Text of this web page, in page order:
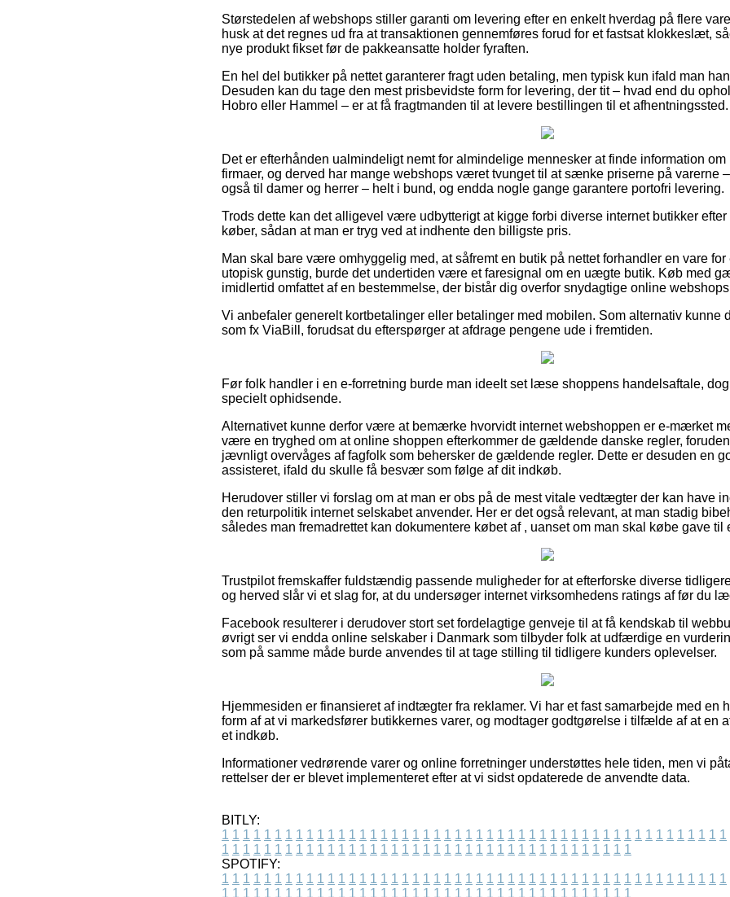
Størstedelen af webshops stiller garanti om levering efter en enkelt hverdag på flere
husk at det regnes ud fra at transaktionen gennemføres forud for et fastsat klokkeslæt,
nye produkt fikset før de pakkeansatte holder fyraften.
En hel del butikker på nettet garanterer fragt uden betaling, men typisk kun ifald man
Desuden kan du tage den mest prisbevidste form for levering, der tit – hvad end du
Hobro eller Hammel – er at få fragtmanden til at levere bestillingen til et afhentningssted.
Det er efterhånden ualmindeligt nemt for almindelige mennesker at finde information
firmaer, og derved har mange webshops været tvunget til at sænke priserne på varerne
også til damer og herrer – helt i bund, og endda nogle gange garantere portofri levering.
Trods dette kan det alligevel være udbytterigt at kigge forbi diverse internet butikker efter
køber, sådan at man er tryg ved at indhente den billigste pris.
Man skal bare være omhyggelig med, at såfremt en butik på nettet forhandler en vare
utopisk gunstig, burde det undertiden være et faresignal om en uægte butik. Køb med
imidlertid omfattet af en bestemmelse, der bistår dig overfor snydagtige online
Vi anbefaler generelt kortbetalinger eller betalinger med mobilen. Som alternativ kunne
som fx ViaBill, forudsat du efterspørger at afdrage pengene ude i fremtiden.
Før folk handler i en e-forretning burde man ideelt set læse shoppens handelsaftale,
specielt ophidsende.
Alternativet kunne derfor være at bemærke hvorvidt internet webshoppen er e-mærket
være en tryghed om at online shoppen efterkommer de gældende danske regler,
jævnligt overvåges af fagfolk som behersker de gældende regler. Dette er desuden en
assisteret, ifald du skulle få besvær som følge af dit indkøb.
Herudover stiller vi forslag om at man er obs på de mest vitale vedtægter der kan have
den returpolitik internet selskabet anvender. Her er det også relevant, at man stadig
således man fremadrettet kan dokumentere købet af , uanset om man skal købe gave til
Trustpilot fremskaffer fuldstændig passende muligheder for at efterforske diverse
og herved slår vi et slag for, at du undersøger internet virksomhedens ratings af før du
Facebook resulterer i derudover stort set fordelagtige genveje til at få kendskab til
øvrigt ser vi endda online selskaber i Danmark som tilbyder folk at udfærdige en
som på samme måde burde anvendes til at tage stilling til tidligere kunders oplevelser.
Hjemmesiden er finansieret af indtægter fra reklamer. Vi har et fast samarbejde med en
form af at vi markedsfører butikkernes varer, og modtager godtgørelse i tilfælde af at en
et indkøb.
Informationer vedrørende varer og online forretninger understøttes hele tiden, men vi
rettelser der er blevet implementeret efter at vi sidst opdaterede de anvendte data.
BITLY:
1 1 1 1 1 1 1 1 1 1 1 1 1 1 1 1 1 1 1 1 1 1 1 1 1 1 1 1 1 1 1 1 1 1 1 1 1 1 1 1 1 1 1 1 1 1 1 1
1 1 1 1 1 1 1 1 1 1 1 1 1 1 1 1 1 1 1 1 1 1 1 1 1 1 1 1 1 1 1 1 1 1 1 1 1 1 1
SPOTIFY:
1 1 1 1 1 1 1 1 1 1 1 1 1 1 1 1 1 1 1 1 1 1 1 1 1 1 1 1 1 1 1 1 1 1 1 1 1 1 1 1 1 1 1 1 1 1 1 1
1 1 1 1 1 1 1 1 1 1 1 1 1 1 1 1 1 1 1 1 1 1 1 1 1 1 1 1 1 1 1 1 1 1 1 1 1 1 1